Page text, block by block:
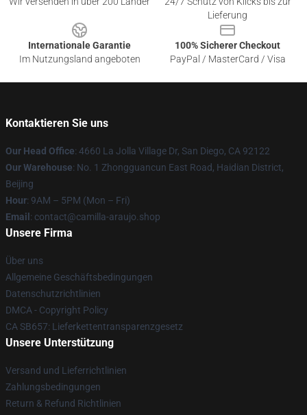
Lieferung
Internationale Garantie
Im Nutzungsland angeboten
100% Sicherer Checkout
PayPal / MasterCard / Visa
Kontaktieren Sie uns
Our Head Office: 4660 La Jolla Village Dr, San Diego, CA 92122
Our Warehouse: No. 1 Zhongguancun East Road, Haidian District,
Beijing
Hour: 9AM – 5PM (Mon – Fri)
Email : contact@camilla-araujo.shop
Unsere Firma
Über uns
Allgemeine Geschäftsbedingungen
Datenschutzrichtlinien
DMCA - Copyright Policy
CA SB657: Lieferkettentransparenzgesetz
Unsere Unterstützung
Versand und Lieferrichtlinien
Zahlungsbedingungen
Return & Refund Richtlinien